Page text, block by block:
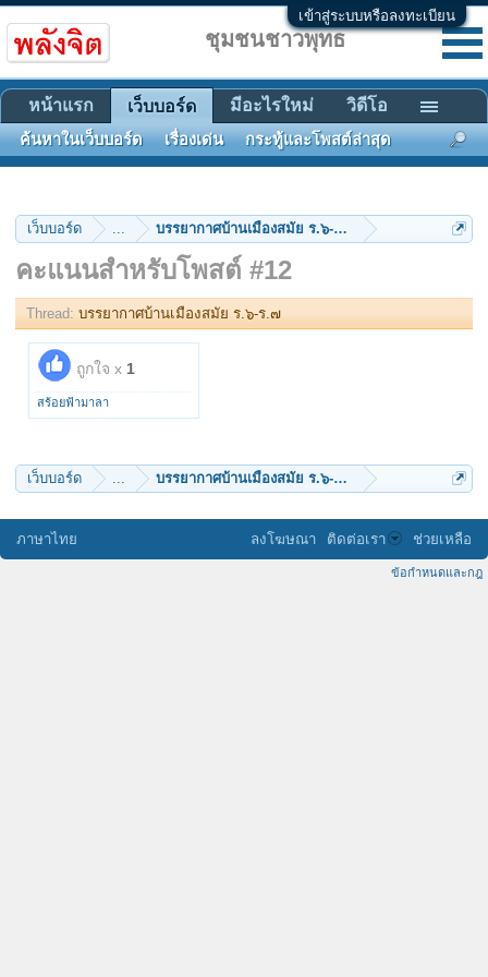
เข้าสู่ระบบหรือลงทะเบียน
เว็บบอร์ด ... บรรยากาศบ้านเมืองสมัย ร.๖-ร.๗
คะแนนสำหรับโพสต์ #12
Thread: บรรยากาศบ้านเมืองสมัย ร.๖-ร.๗
ถูกใจ x 1
สร้อยฟ้ามาลา
เว็บบอร์ด ... บรรยากาศบ้านเมืองสมัย ร.๖-ร.๗
ชุมชนชาวพุทธ
หน้าแรก เว็บบอร์ด
ค้นหาในเว็บบอร์ด เรื่องเด่น กระทู้และโพสต์ล่าสุด
มีอะไรใหม่ วิดีโอ
ภาษาไทย ลงโฆษณา ติดต่อเรา ช่วยเหลือ
ข้อกำหนดและกฎ